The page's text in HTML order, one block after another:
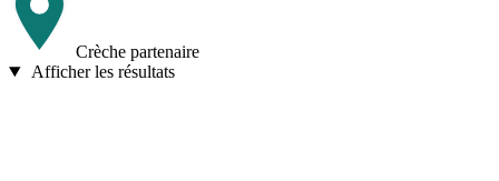
Crèche partenaire
Afficher les résultats